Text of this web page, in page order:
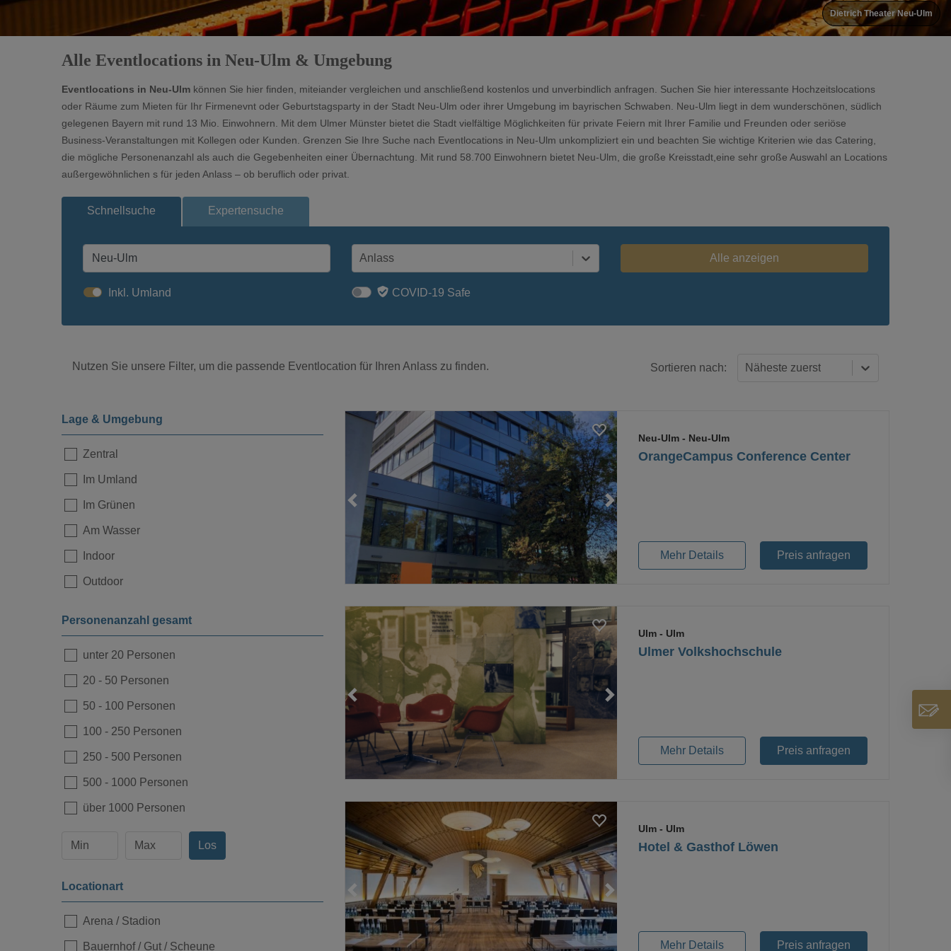
Dietrich Theater Neu-Ulm
Alle Eventlocations in Neu-Ulm & Umgebung
Eventlocations in Neu-Ulm können Sie hier finden, miteiander vergleichen und anschließend kostenlos und unverbindlich anfragen. Suchen Sie hier interessante Hochzeitslocations
oder Räume zum Mieten für Ihr Firmenevnt oder Geburtstagsparty in der Stadt Neu-Ulm oder ihrer Umgebung im bayrischen Schwaben. Neu-Ulm liegt in dem wunderschönen, südlich
gelegenen Bayern mit rund 13 Mio. Einwohnern. Mit dem Ulmer Münster bietet die Stadt vielfältige Möglichkeiten für private Feiern mit Ihrer Familie und Freunden oder seriöse
Business-Veranstaltungen mit Kollegen oder Kunden. Grenzen Sie Ihre Suche nach Eventlocations in Neu-Ulm unkompliziert ein und beachten Sie wichtige Kriterien wie das Catering,
die mögliche Personenanzahl als auch die Gegebenheiten einer Übernachtung. Mit rund 58.700 Einwohnern bietet Neu-Ulm, die große Kreisstadt,eine sehr große Auswahl an Locations
außergewöhnlichen s für jeden Anlass – ob beruflich oder privat.
Schnellsuche Expertensuche
Anlass Alle anzeigen
Inkl. Umland COVID-19 Safe
Nutzen Sie unsere Filter, um die passende Eventlocation für Ihren Anlass zu finden. Sortieren nach: Näheste zuerst
Lage & Umgebung
Zentral
Im Umland
Im Grünen
Am Wasser
Indoor
Outdoor
Personenanzahl gesamt
unter 20 Personen
20 - 50 Personen
50 - 100 Personen
100 - 250 Personen
250 - 500 Personen
500 - 1000 Personen
über 1000 Personen
Los
Locationart
Arena / Stadion
Bauernhof / Gut / Scheune
Loading...
OrangeCampus Conference Center
Neu-Ulm- Neu-Ulm
Mehr Details Preis anfragen
Loading...
Ulmer Volkshochschule
Ulm- Ulm
Mehr Details Preis anfragen
Loading...
Hotel & Gasthof Löwen
Ulm- Ulm
Mehr Details Preis anfragen